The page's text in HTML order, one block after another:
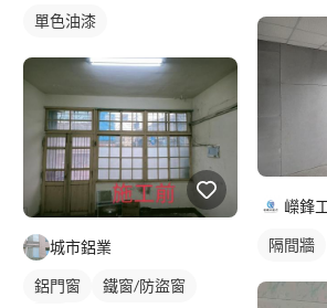
單色油漆
城市鋁業
鋁門窗
鐵窗/防盜窗
嶸鋒
隔間牆